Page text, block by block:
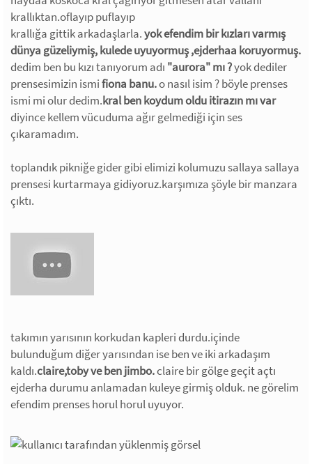
krallıktan.oflayıp puflayıp
krallığa gittik arkadaşlarla.yok efendim bir kızları varmış
dünya güzeliymiş, kulede uyuyormuş ,ejderhaa koruyormuş.
dedim ben bu kızı tanıyorum adı "aurora" mı ?yok dediler
prensesimizin ismifiona banu.o nasıl isim ? böyle prenses
ismi mi olur dedim.kral ben koydum oldu itirazın mı var
diyince kellem vücuduma ağır gelmediği için ses
çıkaramadım.
toplandık pikniğe gider gibi elimizi kolumuzu sallaya sallaya
prensesi kurtarmaya gidiyoruz.karşımıza şöyle bir manzara
çıktı.
takımın yarısının korkudan kapleri durdu.içinde
bulunduğum diğer yarısından ise ben ve iki arkadaşım
kaldı.claire,toby ve ben jimbo.claire bir gölge geçit açtı
ejderha durumu anlamadan kuleye girmiş olduk. ne görelim
efendim prenses horul horul uyuyor.